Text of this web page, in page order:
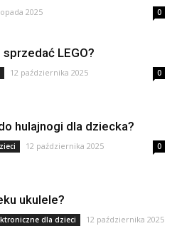
2025 0
LEGO?
12 października 2025 0
hulajnogi dla dziecka?
12 października 2025 0
ukulele?
dla dzieci 12 października 2025